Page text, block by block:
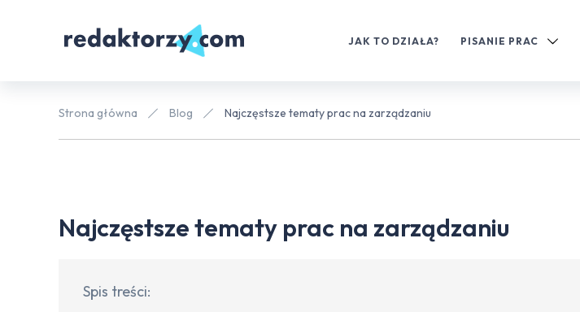
JAK TO DZIAŁA? PISANIE PRAC
Strona główna Blog Najczęstsze tematy prac na zarządzaniu
Najczęstsze tematy prac na zarządzaniu
Spis treści: